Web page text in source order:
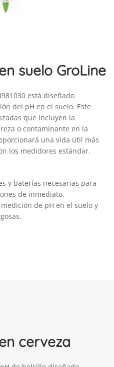
suelo GroLine
está diseñado
del pH en el suelo. Este
que incluyen la
o contaminante en la
una vida útil más
los medidores estándar.
y baterías necesarias para
de inmediato.
de pH en el suelo y
cerveza